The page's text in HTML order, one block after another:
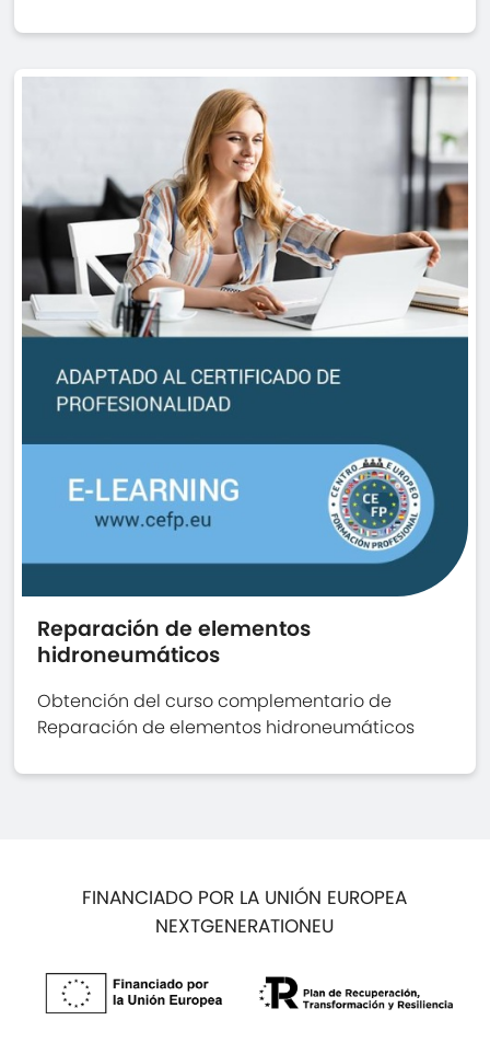
Reparación de elementos
hidroneumáticos
Obtención del curso complementario de
Reparación de elementos hidroneumáticos
FINANCIADO POR LA UNIÓN EUROPEA
NEXTGENERATIONEU